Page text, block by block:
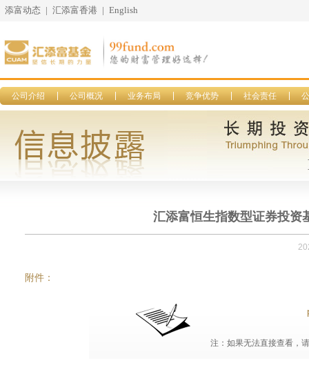
添富动态 | 汇添富香港 | English
公司介绍 公司概况 业务布局 竞争优势 社会责任
汇添富恒生指数型证券投资
附件：
注：如果无法直接查看，